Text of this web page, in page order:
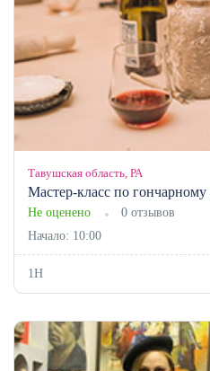
Тавушская область, РА
Мастер-класс по
Не оценено
0 отзывов
Начало: 10:00
1H